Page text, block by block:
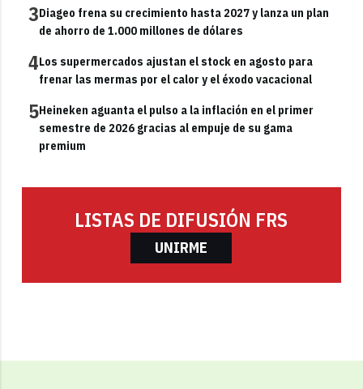
3Diageo frena su crecimiento hasta 2027 y lanza un plan
de ahorro de 1.000 millones de dólares
4Los supermercados ajustan el stock en agosto para
frenar las mermas por el calor y el éxodo vacacional
5Heineken aguanta el pulso a la inflación en el primer
semestre de 2026 gracias al empuje de su gama
premium
LISTAS DE DIFUSIÓN FRS
UNIRME